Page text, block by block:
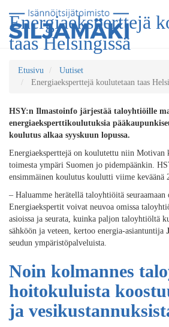
Energiaeksperttejä
taas Helsingissä
Etusivu
Uutiset
Energiaeksperttejä koulutetaan taas
HSY:n Ilmastoinfo järjestää taloyhtiöille
energiaeksperttikoulutuksia
koulutus alkaa syyskuun lopussa.
Energiaeksperttejä on koulutettu niin Motivan
toimesta ympäri Suomen jo pidempäänkin.
ensimmäinen koulutus koulutti viime keväänä
– Haluamme herätellä taloyhtiöitä seuraamaan
Energiaekspertit voivat neuvoa omissa
asioissa ja seurata, kuinka paljon taloyhtiöltä
sähköön ja veteen, kertoo energia-asiantuntija
seudun ympäristöpalveluista.
Noin kolmannes
hoitokuluista
ja